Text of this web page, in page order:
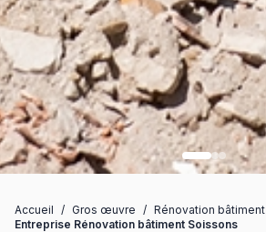
Accueil / Gros œuvre / Rénovation bâtiment
Entreprise Rénovation bâtiment Soissons